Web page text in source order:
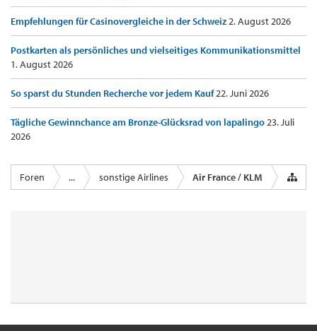
Empfehlungen für Casinovergleiche in der Schweiz2. August 2026
Postkarten als persönliches und vielseitiges Kommunikationsmittel
1. August 2026
So sparst du Stunden Recherche vor jedem Kauf22. Juni 2026
Tägliche Gewinnchance am Bronze-Glücksrad von lapalingo23. Juli
2026
Foren ... sonstige Airlines Air France / KLM